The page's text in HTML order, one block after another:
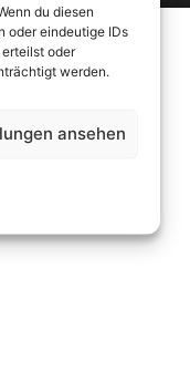
du diesen
oder eindeutige IDs
oder
werden.
ansehen